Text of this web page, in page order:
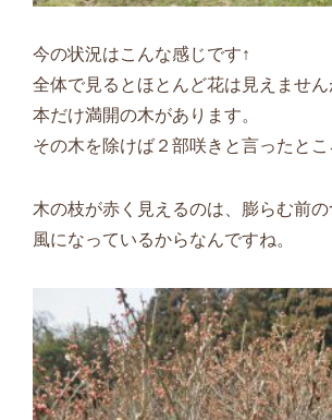
今の状況はこんな感じです↑
全体で見るとほとんど花は見えません
本だけ満開の木があります。
その木を除けば２部咲きと言ったとこ
木の枝が赤く見えるのは、膨らむ前
風になっているからなんですね。